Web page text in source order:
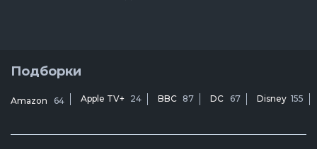
Подборки
Amazon 64 Apple TV+ 24 BBC 87 DC 67 Disney 155